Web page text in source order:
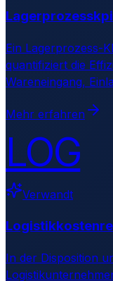
Lagerprozesskpi
Ein Lagerprozess-
quantifiziert die
Wareneingang,
Mehr erfahren
LOG
Verwandt
In der Disposition